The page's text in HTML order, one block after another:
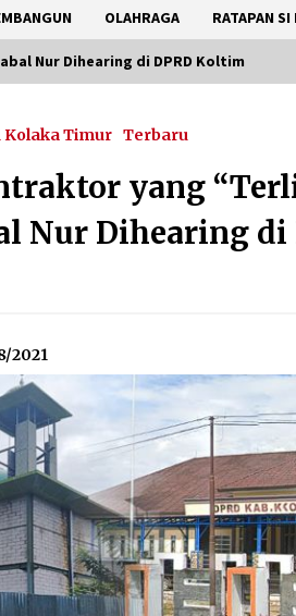
OLAHRAGA RATAPAN
Nur Dihearing di DPRD Koltim
Kolaka Timur Terbaru
yang
Nur Dihearing di
2021